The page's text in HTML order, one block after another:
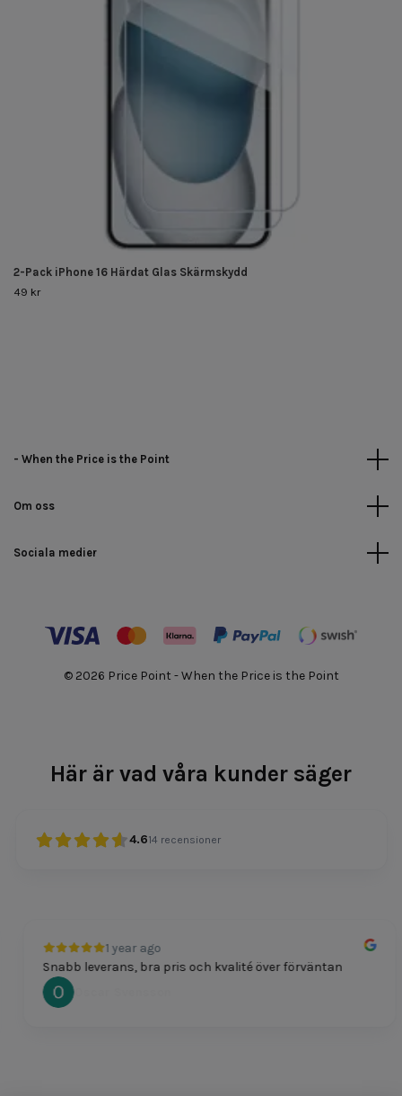
2-Pack iPhone 16 Härdat Glas Skärmskydd
49 kr
- When the Price is the Point
Om oss
Sociala medier
© 2026 Price Point - When the Price is the Point
Här är vad våra kunder säger
4.614 recensioner
1 year ago
Snabb leverans, bra pris och kvalité över förväntan
Oscar Svensson